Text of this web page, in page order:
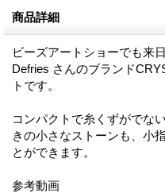
商品詳細
ビーズアートショーでも来
Defries さんのブランド
トです。
コンパクトで糸くずがでな
きの小さなストーンも、小
とができます。
参考動画